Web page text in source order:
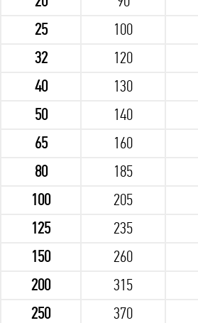
25
100
32
120
40
130
50
140
65
160
80
185
100
205
125
235
150
260
200
315
250
370